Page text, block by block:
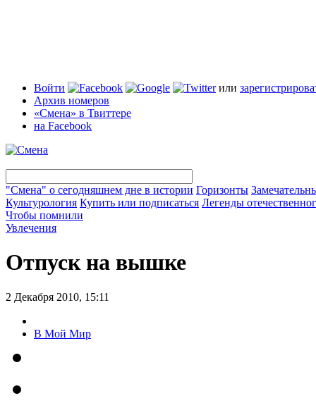
Войти или
Архив номеров
«Смена» в Твиттере
на Facebook
"Смена" о сегодняшнем дне в истории Горизонты
Культурология Купить или подписаться Легенды
Чтобы помнили
Увлечения
Отпуск на вышке
2 Декабря 2010, 15:11
В Мой Мир